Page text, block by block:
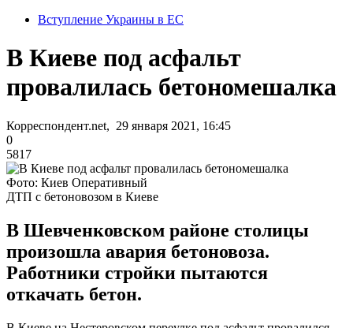
Вступление Украины в ЕС
В Киеве под асфальт
провалилась бетономешалка
Корреспондент.net, 29 января 2021, 16:45
0
5817
Фото: Киев Оперативный
ДТП с бетоновозом в Киеве
В Шевченковском районе столицы
произошла авария бетоновоза.
Работники стройки пытаются
откачать бетон.